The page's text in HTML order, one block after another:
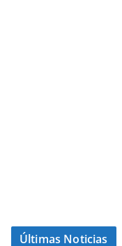
Últimas Noticias